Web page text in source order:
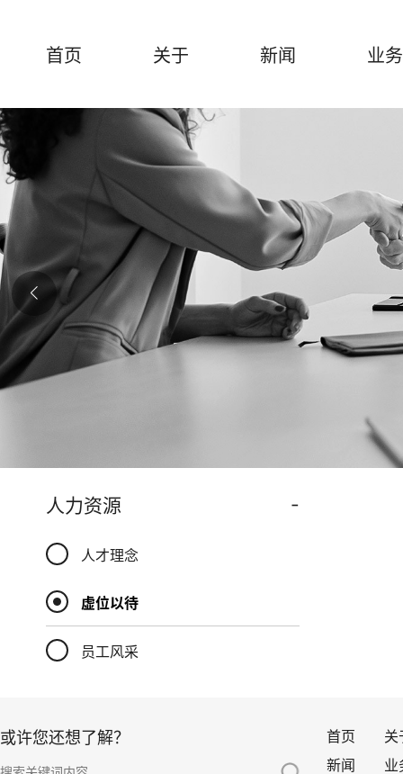
首页 关于 新闻 业务
人力资源 -
人才理念
虚位以待
员工风采
或许您还想了解？ 首页
关
新闻
业